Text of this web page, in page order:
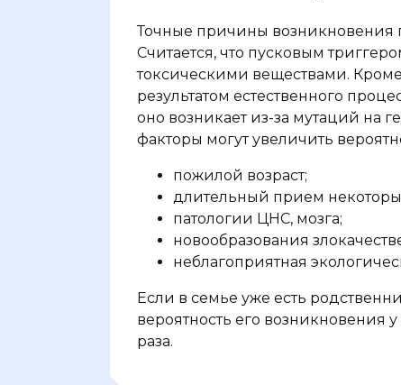
Точные причины возникновения
Считается, что пусковым
токсическими веществами.
результатом естественного
оно возникает из-за мутаций на
факторы могут увеличить
пожилой возраст;
длительный прием
патологии ЦНС, мозга;
новообразования
неблагоприятная
Если в семье уже есть
вероятность его возникновения
раза.